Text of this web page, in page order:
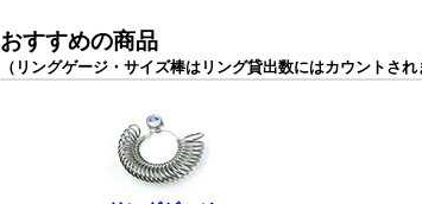
おすすめの商品
（リングゲージ・サイズ棒はリング貸出数にはカウントされ